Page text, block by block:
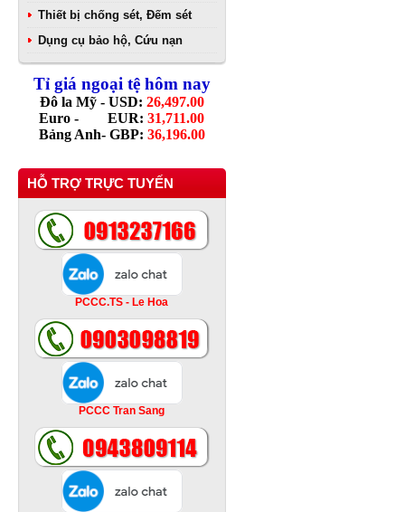
Thiết bị chống sét, Đếm sét
Dụng cụ bảo hộ, Cứu nạn
Tỉ giá ngoại tệ hôm nay
Đô la Mỹ - USD: 26,497.00
Euro - EUR: 31,711.00
Bảng Anh- GBP: 36,196.00
HỖ TRỢ TRỰC TUYẾN
PCCC.TS - Le Hoa
PCCC Tran Sang